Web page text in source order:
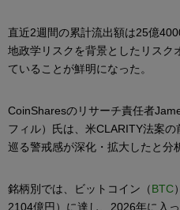
直近2週間の累計流出額は25億
地政学リスクを背景としたリスク
ていることが鮮明になった。
CoinSharesのリサーチ責任者
フィル）氏は、米CLARITY法案
巡る警戒感が深化・拡大したと分
銘柄別では、ビットコイン（BTC
2104億円）に達し、2026年に入